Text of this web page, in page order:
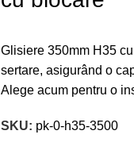
Glisiere 350mm H35
sertare, asigurând o
Alege acum pentru o
SKU: pk-0-h35-3500